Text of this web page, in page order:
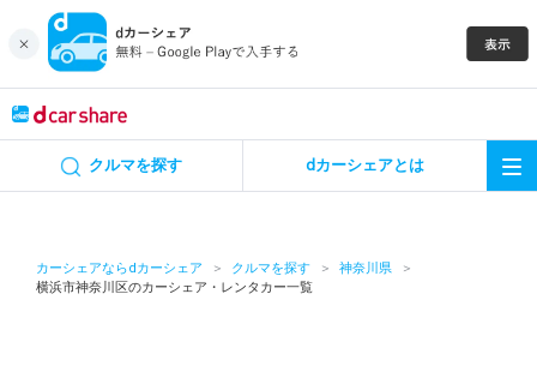
クルマを探す dカーシェアとは
カーシェアならdカーシェア クルマを探す
神奈川県
横浜市神奈川区のカーシェア・レンタカー一覧
カーシェア